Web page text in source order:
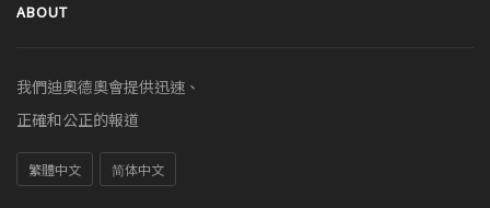
ABOUT
我們迪奧德奧會提供迅速、
正確和公正的報道
繁體中文 简体中文